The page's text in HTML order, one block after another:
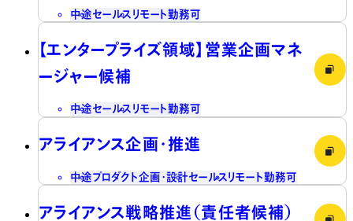
中途セールス リモート勤務可
【エンタープライズ領域】営業企画マネ
ージャー候補
中途セールス リモート勤務可
アライアンス企画・推進
中途プロダクト企画・設計セールスリモート勤務可
アライアンス戦略推進（責任者候補）